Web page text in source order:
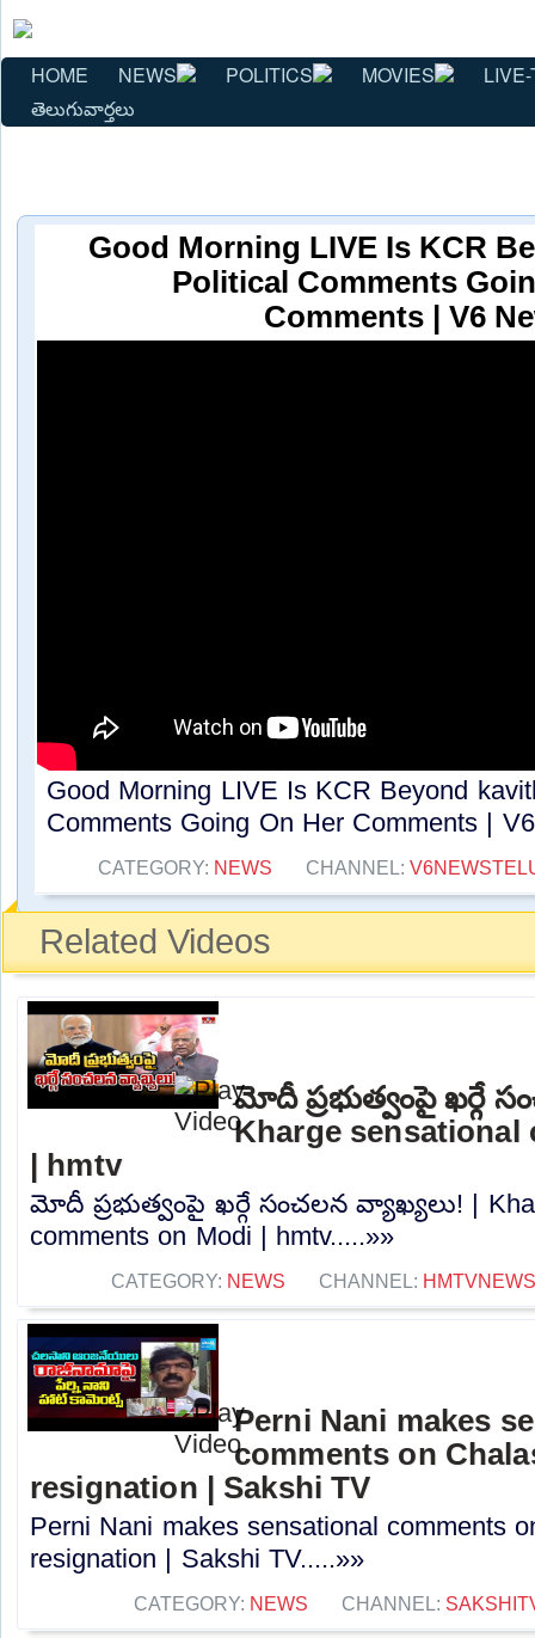
HOME NEWS POLITICS MOVIES
తెలుగువార్తలు
Good Morning LIVE Is KCR
Political Comments
Comments | V6
Good Morning LIVE Is KCR Beyond
Comments Going On Her Comments |
CATEGORY: NEWS CHANNEL:
Related Videos
మోదీ ప్రభుత్వంపై ఖర్గే
Kharge sensational
| hmtv
మోదీ ప్రభుత్వంపై ఖర్గే సంచలన వ్యాఖ్యలు! |
comments on Modi | hmtv.....»»
CATEGORY: NEWS CHANNEL: HMTVNEWS
Perni Nani makes
comments on
resignation | Sakshi TV
Perni Nani makes sensational comments
resignation | Sakshi TV.....»»
CATEGORY: NEWS CHANNEL: